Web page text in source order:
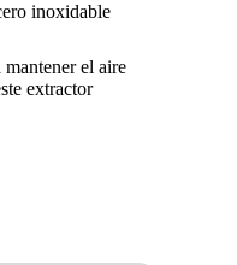
inoxidable
el aire
extractor